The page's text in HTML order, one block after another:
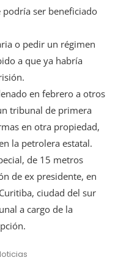
ser beneficiado
o pedir un régimen
a que ya habría
en febrero a otros
tribunal de primera
en otra propiedad,
la petrolera estatal.
de 15 metros
de ex presidente, en
ciudad del sur
a cargo de la